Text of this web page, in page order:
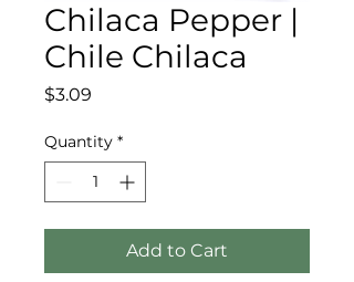
Chilaca Pepper |
Chile Chilaca
$3.09
Quantity *
Add to Cart